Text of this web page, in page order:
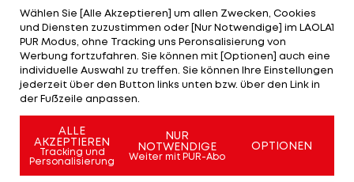
den tragischen Vorfall. Vorläufig ist die
Todesursache noch unbekannt. Wahrscheinlich ist
der 73-Jährige einem Herzinfarkt erlegen. Eine
Autopsie soll Aufschluss bringen. Erkuyumcu war
Mitglied der Schiedsrichterkommission des
Amateurbox-Verbandes. (AIBA).
Mehr zum Thema
Wählen Sie [Alle Akzeptieren] um allen Zwecken, Cookies
und Diensten zuzustimmen oder [Nur Notwendige] im LAOLA1
PUR Modus, ohne Tracking uns Peronsalisierung von
Werbung fortzufahren. Sie können mit [Optionen] auch eine
individuelle Auswahl zu treffen. Sie können Ihre Einstellungen
jederzeit über den Button links unten bzw. über den Link in
der Fußzeile anpassen.
ALLE
AKZEPTIEREN
Tracking und
Personalisierung
NUR
NOTWENDIGE
Weiter mit PUR-Abo
OPTIONEN